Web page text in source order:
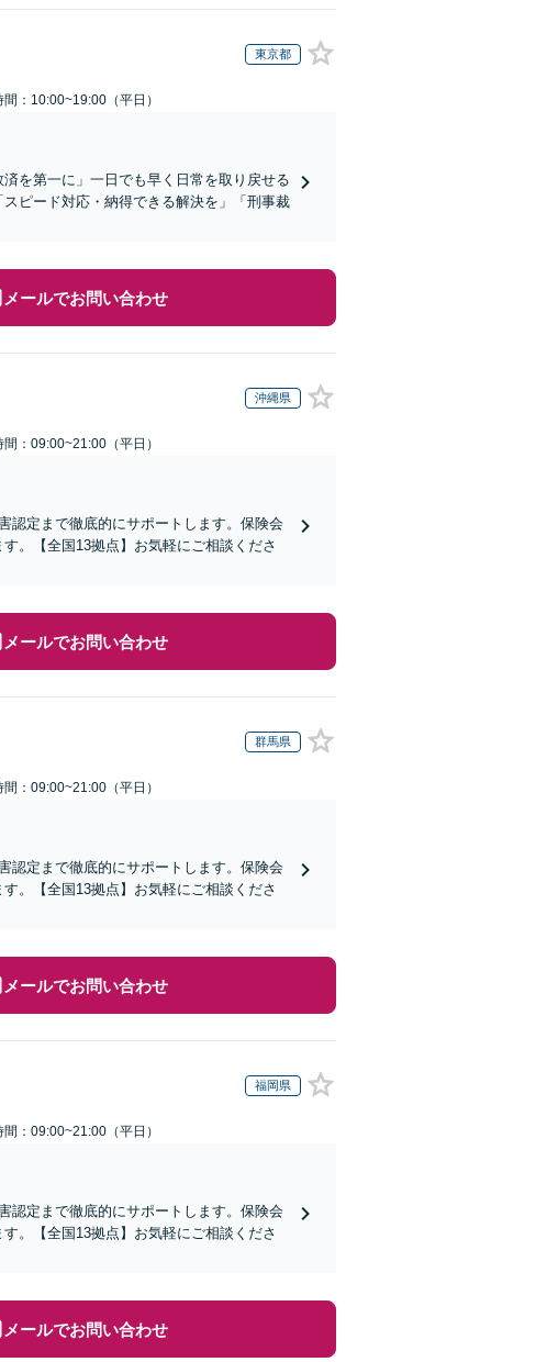
東京都
間：10:00~19:00（平日）
を第一に」一日でも早く日常を取り戻せる
ピード対応・納得できる解決を」「刑事裁
メールでお問い合わせ
沖縄県
間：09:00~21:00（平日）
認定まで徹底的にサポートします。保険会
。【全国13拠点】お気軽にご相談くださ
メールでお問い合わせ
群馬県
間：09:00~21:00（平日）
認定まで徹底的にサポートします。保険会
。【全国13拠点】お気軽にご相談くださ
メールでお問い合わせ
福岡県
間：09:00~21:00（平日）
認定まで徹底的にサポートします。保険会
。【全国13拠点】お気軽にご相談くださ
メールでお問い合わせ